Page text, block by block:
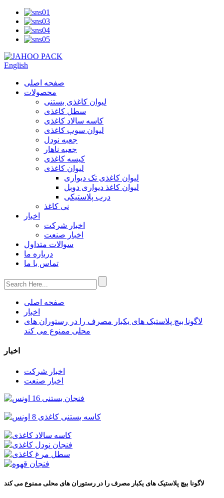
English
صفحه اصلی
محصولات
لیوان کاغذی بستنی
سطل کاغذی
کاسه سالاد کاغذی
لیوان سوپ کاغذی
جعبه نودل
جعبه ناهار
کیسه کاغذی
لیوان کاغذی
لیوان کاغذی تک دیواری
لیوان کاغذ دیواری دوبل
درب پلاستیکی
نی کاغذ
اخبار
اخبار شرکت
اخبار صنعت
سوالات متداول
درباره ما
تماس با ما
صفحه اصلی
اخبار
لاگونا بیچ پلاستیک های یکبار مصرف را در رستوران های
محلی ممنوع می کند
اخبار
اخبار شرکت
اخبار صنعت
لاگونا بیچ پلاستیک های یکبار مصرف را در رستوران های محلی ممنوع می کند